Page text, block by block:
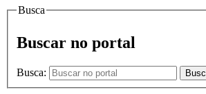
Busca
Buscar no portal
Busca: